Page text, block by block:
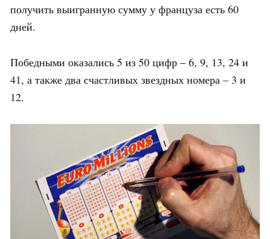
получить выигранную сумму у француза есть 60
дней.
Победными оказались 5 из 50 цифр – 6, 9, 13, 24 и
41, а также два счастливых звездных номера – 3 и
12.